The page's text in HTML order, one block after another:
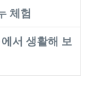
체험
서 생활해 보